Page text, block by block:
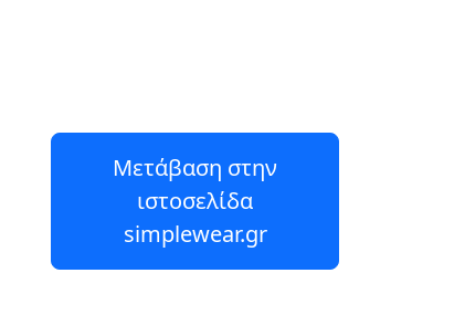
Μετάβαση στην
ιστοσελίδα
simplewear.gr